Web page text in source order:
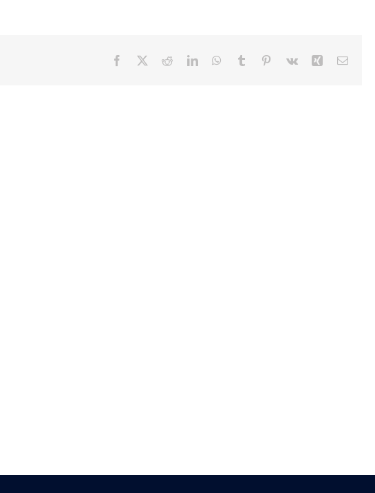
Facebook RedditLinkedInWhatsApp
Tumblr Pinterest
Vk XingCorreo